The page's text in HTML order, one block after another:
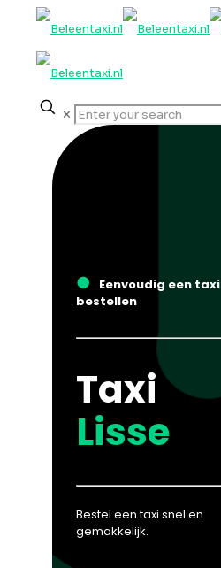
✕
●
Eenvoudig een taxi
bestellen
Taxi
Lisse
Bestel een taxi snel en
gemakkelijk.